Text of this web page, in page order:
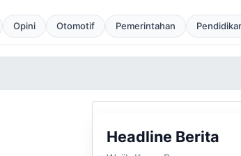
Opini Otomotif Pemerintahan
Headline Berita